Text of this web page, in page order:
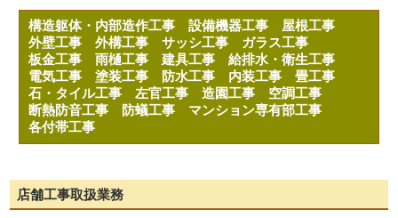
構造躯体・内部造作工事設備機器工事 屋根工事
外壁工事外構工事サッシ工事 ガラス工事
板金工事雨樋工事建具工事給排水・衛生工事
電気工事塗装工事 防水工事 内装工事畳工事
石・タイル工事左官工事造園工事 空調工事
断熱防音工事
防蟻工事 マンション専有部工事
各付帯工事
店舗工事取扱業務